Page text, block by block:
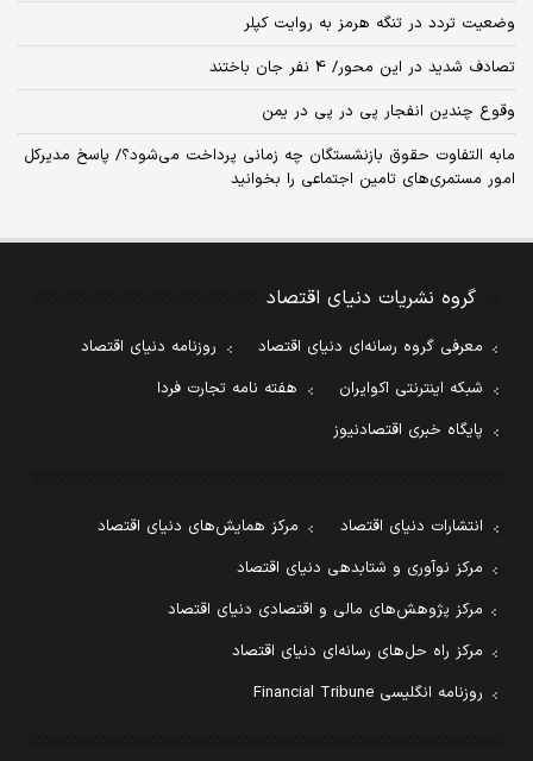
وضعیت تردد در تنگه هرمز به روایت کپلر
تصادف شدید در این محور/ 4 نفر جان باختند
وقوع چندین انفجار پی در پی در یمن
مابه التفاوت حقوق بازنشستگان چه زمانی پرداخت می‌شود؟/ پاسخ مدیرکل
امور مستمری‌های تامین اجتماعی را بخوانید
گروه نشریات دنیای اقتصاد
معرفی گروه رسانه‌ای دنیای اقتصاد
روزنامه دنیای اقتصاد
شبکه اینترنتی اکوایران
هفته نامه تجارت فردا
پایگاه خبری اقتصادنیوز
انتشارات دنیای اقتصاد
مرکز همایش‌های دنیای اقتصاد
مرکز نوآوری و شتابدهی دنیای اقتصاد
مرکز پژوهش‌های مالی و اقتصادی دنیای اقتصاد
مرکز راه حل‌های رسانه‌ای دنیای اقتصاد
روزنامه انگلیسی Financial Tribune